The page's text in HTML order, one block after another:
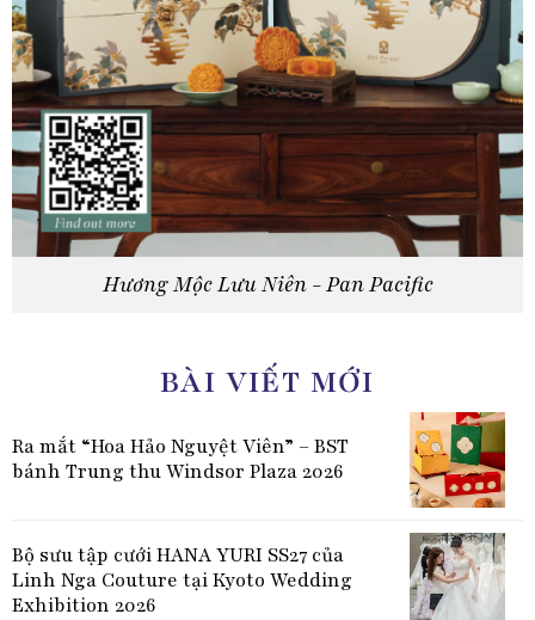
Hương Mộc Lưu Niên - Pan Pacific
BÀI VIẾT MỚI
Ra mắt “Hoa Hảo Nguyệt Viên” – BST
bánh Trung thu Windsor Plaza 2026
Bộ sưu tập cưới HANA YURI SS27 của
Linh Nga Couture tại Kyoto Wedding
Exhibition 2026